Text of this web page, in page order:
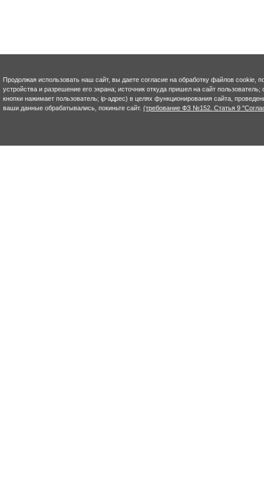
Продолжая использовать наш сайт, вы даете согласие на обработку файлов cookie,
устройства и разрешение его экрана; источник откуда пришел на сайт
кнопки нажимает пользователь; ip-адрес) в целях функционирования сайта,
ваши данные обрабатывались, покиньте сайт. (требование ФЗ №152. Статья 9